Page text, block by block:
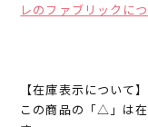
レのファブリックに
【在庫表示について】
この商品の「△」は